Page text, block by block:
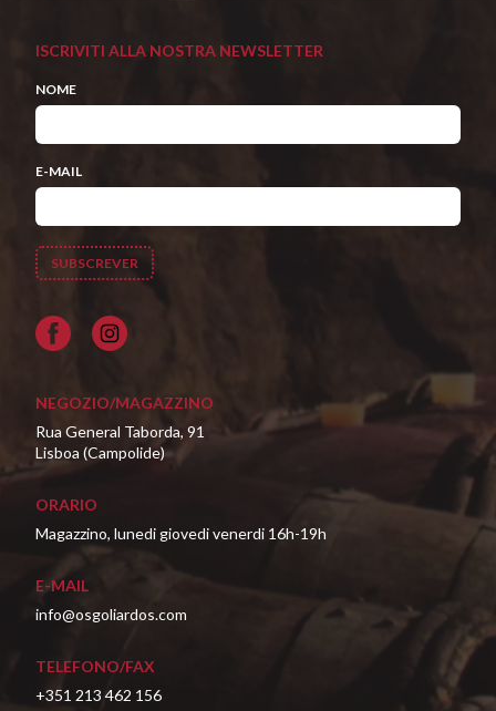
ISCRIVITI ALLA NOSTRA NEWSLETTER
NOME
E-MAIL
Facebook
NEGOZIO/MAGAZZINO
Rua General Taborda, 91
Lisboa (Campolide)
ORARIO
Magazzino, lunedi giovedi venerdi 16h-19h
E-MAIL
info@osgoliardos.com
TELEFONO/FAX
+351 213 462 156